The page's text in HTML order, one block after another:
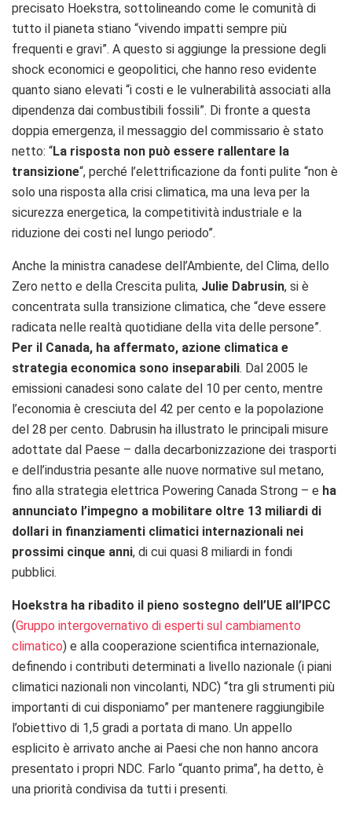
precisato Hoekstra, sottolineando come le comunità di
tutto il pianeta stiano “vivendo impatti sempre più
frequenti e gravi”. A questo si aggiunge la pressione degli
shock economici e geopolitici, che hanno reso evidente
quanto siano elevati “i costi e le vulnerabilità associati alla
dipendenza dai combustibili fossili”. Di fronte a questa
doppia emergenza, il messaggio del commissario è stato
netto: “La risposta non può essere rallentare la
transizione“, perché l’elettrificazione da fonti pulite “non è
solo una risposta alla crisi climatica, ma una leva per la
sicurezza energetica, la competitività industriale e la
riduzione dei costi nel lungo periodo”.
Anche la ministra canadese dell’Ambiente, del Clima, dello
Zero netto e della Crescita pulita, Julie Dabrusin, si è
concentrata sulla transizione climatica, che “deve essere
radicata nelle realtà quotidiane della vita delle persone”.
Per il Canada, ha affermato, azione climatica e
strategia economica sono inseparabili. Dal 2005 le
emissioni canadesi sono calate del 10 per cento, mentre
l’economia è cresciuta del 42 per cento e la popolazione
del 28 per cento. Dabrusin ha illustrato le principali misure
adottate dal Paese – dalla decarbonizzazione dei trasporti
e dell’industria pesante alle nuove normative sul metano,
fino alla strategia elettrica Powering Canada Strong – e ha
annunciato l’impegno a mobilitare oltre 13 miliardi di
dollari in finanziamenti climatici internazionali nei
prossimi cinque anni, di cui quasi 8 miliardi in fondi
pubblici.
Hoekstra ha ribadito il pieno sostegno dell’UE all’IPCC
(Gruppo intergovernativo di esperti sul cambiamento
climatico) e alla cooperazione scientifica internazionale,
definendo i contributi determinati a livello nazionale (i piani
climatici nazionali non vincolanti, NDC) “tra gli strumenti più
importanti di cui disponiamo” per mantenere raggiungibile
l’obiettivo di 1,5 gradi a portata di mano. Un appello
esplicito è arrivato anche ai Paesi che non hanno ancora
presentato i propri NDC. Farlo “quanto prima”, ha detto, è
una priorità condivisa da tutti i presenti.